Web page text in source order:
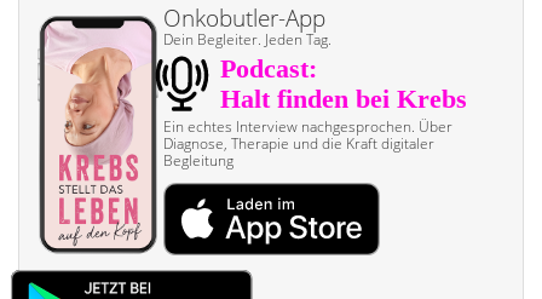
Onkobutler-App
Dein Begleiter. Jeden Tag.
Ein echtes Interview nach­gesprochen. Über
Diagnose, Therapie und die Kraft digitaler
Begleitung